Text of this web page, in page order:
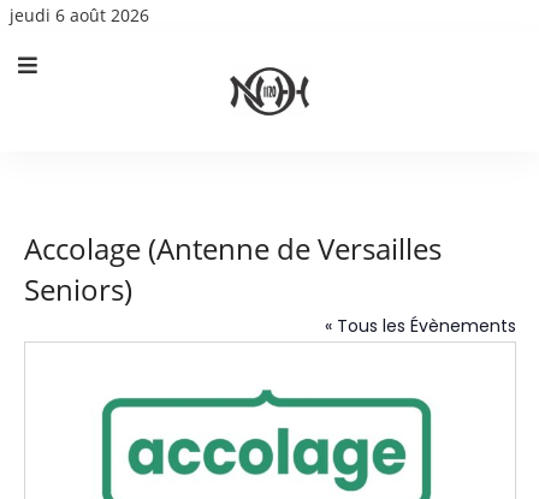
jeudi 6 août 2026
Accolage (Antenne de Versailles
Seniors)
« Tous les Évènements